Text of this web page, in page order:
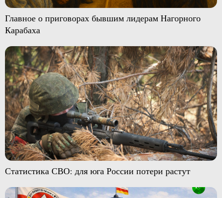
Главное о приговорах бывшим лидерам Нагорного
Карабаха
Статистика СВО: для юга России потери растут